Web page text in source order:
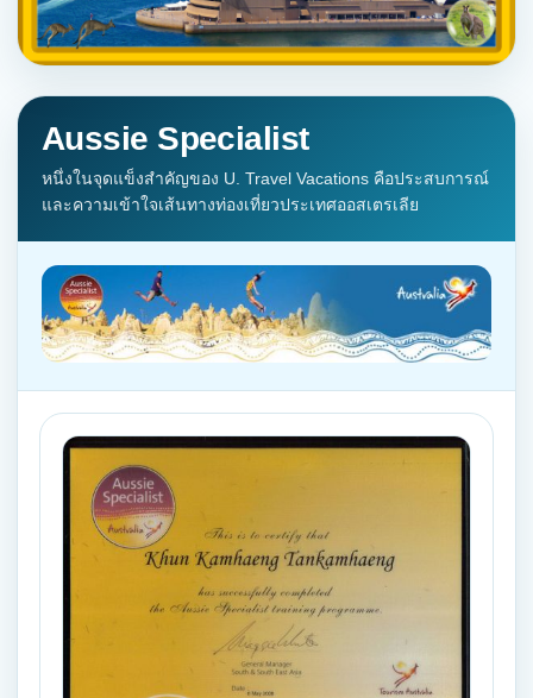
Aussie Specialist
หนึ่งในจุดแข็งสำคัญของ U. Travel Vacations คือประสบการณ์
และความเข้าใจเส้นทางท่องเที่ยวประเทศออสเตรเลีย